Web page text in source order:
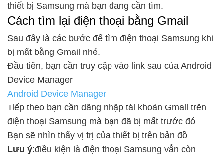
thiết bị Samsung mà bạn đang cần tìm.
Cách tìm lại điện thoại bằng Gmail
Sau đây là các bước để tìm điện thoại Samsung khi
bị mất bằng Gmail nhé.
Đầu tiên, bạn cần truy cập vào link sau của Android
Device Manager
Android Device Manager
Tiếp theo bạn cần đăng nhập tài khoản Gmail trên
điện thoại Samsung mà bạn đã bị mất trước đó
Bạn sẽ nhìn thấy vị trị của thiết bị trên bản đồ
Lưu ý:điều kiện là điện thoại Samsung vẫn còn